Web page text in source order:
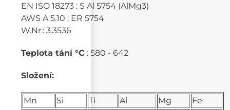
EN ISO 18273 : S Al 5754 (AlMg3)
AWS A 5.10 : ER 5754
W.Nr.: 3.3536
Teplota tání °C : 580 - 642
Složení:
Mn Si Ti Al Mg
Fe